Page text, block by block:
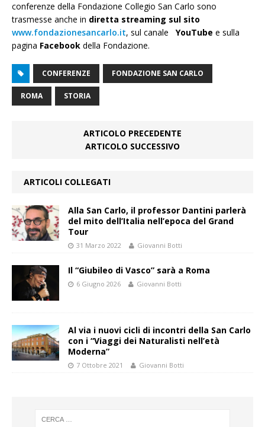
conferenze della Fondazione Collegio San Carlo sono
trasmesse anche in diretta streaming sul sito
www.fondazionesancarlo.it, sul canale YouTube e sulla
pagina Facebook della Fondazione.
CONFERENZE FONDAZIONE SAN CARLO
ROMA STORIA
ARTICOLO PRECEDENTE
ARTICOLO SUCCESSIVO
ARTICOLI COLLEGATI
Alla San Carlo, il professor Dantini parlerà
del mito dell’Italia nell’epoca del Grand
Tour
31 Marzo 2022 Giovanni Botti
Il “Giubileo di Vasco” sarà a Roma
6 Giugno 2026 Giovanni Botti
Al via i nuovi cicli di incontri della San Carlo
con i “Viaggi dei Naturalisti nell’età
Moderna”
7 Ottobre 2021 Giovanni Botti